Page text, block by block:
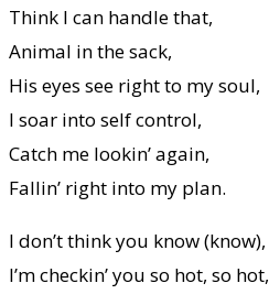
Think I can handle that,
Animal in the sack,
His eyes see right to my soul,
I soar into self control,
Catch me lookin’ again,
Fallin’ right into my plan.
I don’t think you know (know),
I’m checkin’ you so hot, so hot,